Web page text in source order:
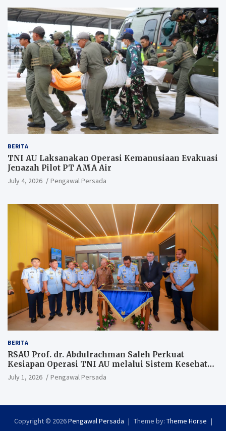
BERITA
TNI AU Laksanakan Operasi Kemanusiaan Evakuasi
Jenazah Pilot PT AMA Air
July 4, 2026 Pengawal Persada
BERITA
RSAU Prof. dr. Abdulrachman Saleh Perkuat
Kesiapan Operasi TNI AU melalui Sistem Kesehatan
Andal
July 1, 2026 Pengawal Persada
Copyright © 2026Pengawal Persada Theme by: Theme Horse